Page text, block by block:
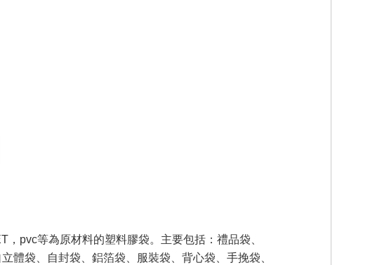
，pvc等為原材料的塑料膠袋。主要包括：禮品袋、
立體袋、自封袋、鋁箔袋、服裝袋、背心袋、手挽袋、